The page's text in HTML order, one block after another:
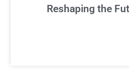
Reshaping the